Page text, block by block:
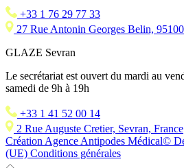
+33 1 76 29 77 33
27 Rue Antonin Georges Belin,
GLAZE Sevran
Le secrétariat est ouvert du mardi au
samedi de 9h à 19h
+33 1 41 52 00 14
2 Rue Auguste Cretier, Sevran, France
Création Agence Antipodes Médical©
(UE) Conditions générales